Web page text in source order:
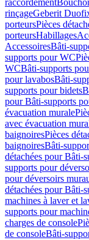
raccordement
rinçageGeberit
porteursPièces
porteursHabillages
AccessoiresBâti-
supports pour WC
WCBâti-supports
pour lavabosBâti-
supports pour bidets
pour Bâti-supports
évacuation murale
avec évacuation
baignoiresPièces
baignoiresBâti-
détachées pour Bâti-
supports pour
pour déversoirs
détachées pour Bâti-
machines à laver et
supports pour
charges de console
de consoleBâti-